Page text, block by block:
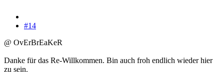
#14
@ OvErBrEaKeR
Danke für das Re-Willkommen. Bin auch froh endlich wieder hier
zu sein.